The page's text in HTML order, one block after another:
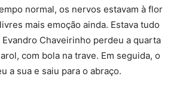
normal, os nervos estavam à flor
mais emoção ainda. Estava tudo
Chaveirinho perdeu a quarta
com bola na trave. Em seguida, o
a sua e saiu para o abraço.